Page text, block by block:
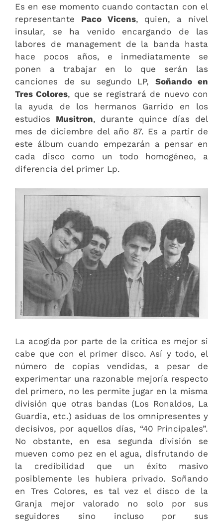
Es en ese momento cuando contactan con el
representante Paco Vicens, quien, a nivel
insular, se ha venido encargando de las
labores de management de la banda hasta
hace pocos años, e inmediatamente se
ponen a trabajar en lo que serán las
canciones de su segundo LP, Soñando en
Tres Colores, que se registrará de nuevo con
la ayuda de los hermanos Garrido en los
estudios Musitron, durante quince días del
mes de diciembre del año 87. Es a partir de
este álbum cuando empezarán a pensar en
cada disco como un todo homogéneo, a
diferencia del primer Lp.
La acogida por parte de la crítica es mejor si
cabe que con el primer disco. Así y todo, el
número de copias vendidas, a pesar de
experimentar una razonable mejoría respecto
del primero, no les permite jugar en la misma
división que otras bandas (Los Ronaldos, La
Guardia, etc.) asiduas de los omnipresentes y
decisivos, por aquellos días, “40 Principales”.
No obstante, en esa segunda división se
mueven como pez en el agua, disfrutando de
la credibilidad que un éxito masivo
posiblemente les hubiera privado. Soñando
en Tres Colores, es tal vez el disco de la
Granja mejor valorado no solo por sus
seguidores sino incluso por sus